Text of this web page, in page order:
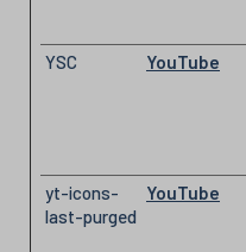
YSC YouTube
yt-icons-
last-purged
YouTube